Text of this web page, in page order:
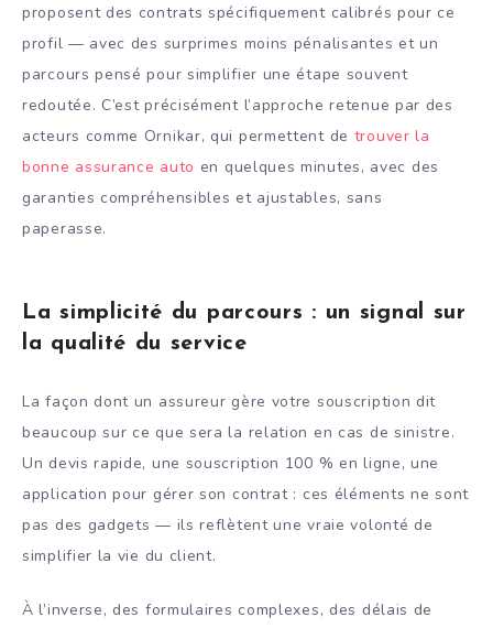
proposent des contrats spécifiquement calibrés pour ce
profil — avec des surprimes moins pénalisantes et un
parcours pensé pour simplifier une étape souvent
redoutée. C’est précisément l’approche retenue par des
acteurs comme Ornikar, qui permettent de trouver la
bonne assurance auto en quelques minutes, avec des
garanties compréhensibles et ajustables, sans
paperasse.
La simplicité du parcours : un signal sur
la qualité du service
La façon dont un assureur gère votre souscription dit
beaucoup sur ce que sera la relation en cas de sinistre.
Un devis rapide, une souscription 100 % en ligne, une
application pour gérer son contrat : ces éléments ne sont
pas des gadgets — ils reflètent une vraie volonté de
simplifier la vie du client.
À l’inverse, des formulaires complexes, des délais de